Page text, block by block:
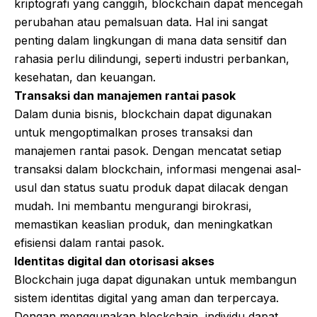
kriptografi yang canggih, blockchain dapat mencegah
perubahan atau pemalsuan data. Hal ini sangat
penting dalam lingkungan di mana data sensitif dan
rahasia perlu dilindungi, seperti industri perbankan,
kesehatan, dan keuangan.
Transaksi dan manajemen rantai pasok
Dalam dunia bisnis, blockchain dapat digunakan
untuk mengoptimalkan proses transaksi dan
manajemen rantai pasok. Dengan mencatat setiap
transaksi dalam blockchain, informasi mengenai asal-
usul dan status suatu produk dapat dilacak dengan
mudah. Ini membantu mengurangi birokrasi,
memastikan keaslian produk, dan meningkatkan
efisiensi dalam rantai pasok.
Identitas digital dan otorisasi akses
Blockchain juga dapat digunakan untuk membangun
sistem identitas digital yang aman dan terpercaya.